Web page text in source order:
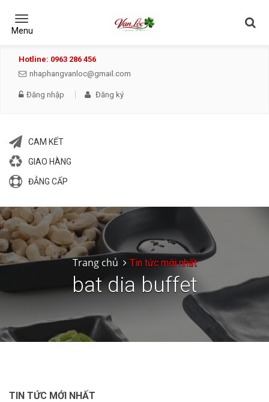
Hotline: 0963 286 456
nhaphangvanloc@gmail.com
Đăng nhập Đăng ký
CAM KẾT
GIAO HÀNG
ĐẲNG CẤP
Toggle
Menu
Trang chủ Tin tức mới nhất
bat dia buffet
TIN TỨC MỚI NHẤT